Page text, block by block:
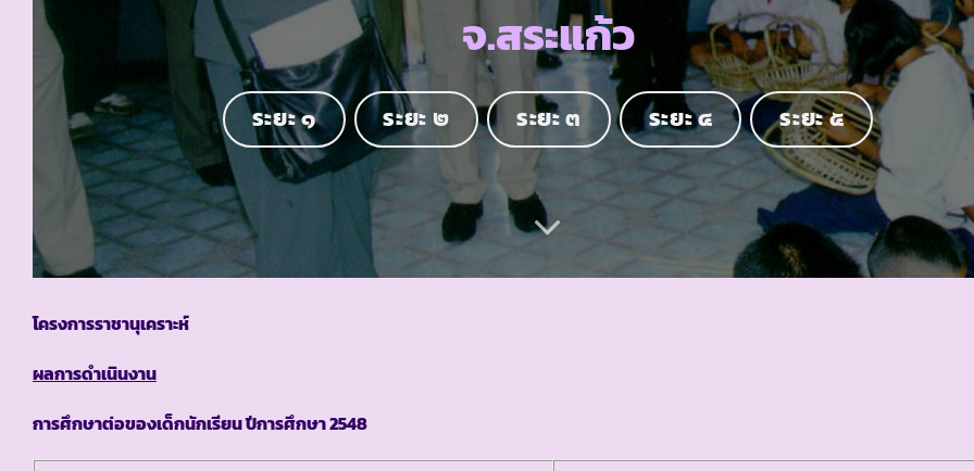
จ.สระแก้ว
ระยะ ๑ ระยะ ๒ ระยะ ๓ ระยะ ๔ ระยะ ๕
โครงการราชานุเคราะห์
ผลการดำเนินงาน
การศึกษาต่อของเด็กนักเรียน ปีการศึกษา 2548